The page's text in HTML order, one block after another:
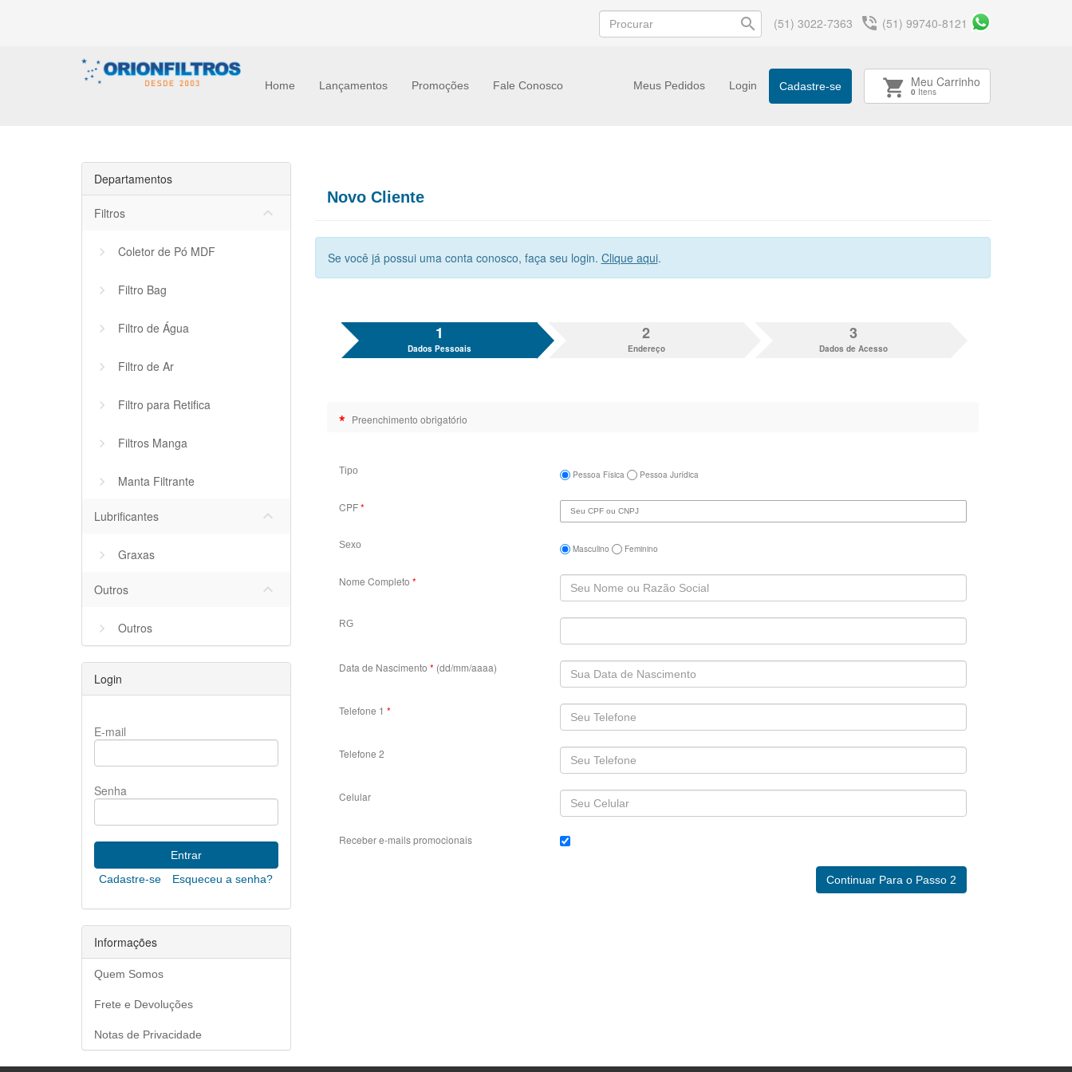
search (51) 3022-7363 phone_in_talk (51) 99740-8121
Home Lançamentos Promoções Fale Conosco Meus Pedidos Login Cadastre-se shopping_cart Meu Carrinho
0 Itens
Departamentos
Filtros keyboard_arrow_down
Coletor de Pó MDF
Filtro Bag
Filtro de Água
Filtro de Ar
Filtro para Retifica
Filtros Manga
Manta Filtrante
Lubrificantes keyboard_arrow_down
Graxas
Outros keyboard_arrow_down
Outros
Login
E-mail
Senha
Cadastre-se Esqueceu a senha?
Informações
Quem Somos
Frete e Devoluções
Notas de Privacidade
Novo Cliente
Se você já possui uma conta conosco, faça seu login. Clique aqui.
1
Dados Pessoais
2
Endereço
3
Dados de Acesso
* Preenchimento obrigatório
Tipo Pessoa Física Pessoa Jurídica
CPF *
Sexo Masculino Feminino
Nome Completo *
RG
Data de Nascimento * (dd/mm/aaaa)
Telefone 1 *
Telefone 2
Celular
Receber e-mails promocionais